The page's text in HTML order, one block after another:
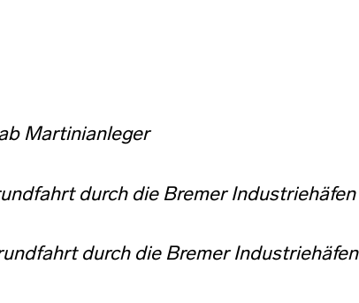
Martinianleger
durch die Bremer Industriehäfen
durch die Bremer Industriehäfen